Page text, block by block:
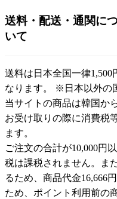
送料・配送・通関に
いて
送料は日本全国一律1,500
なります。 ※日本以外の
当サイトの商品は韓国か
お受け取りの際に消費税
ます。
ご注文の合計が10,000円
税は課税されません。ま
るため、商品代金16,666
ため、ポイント利用前の